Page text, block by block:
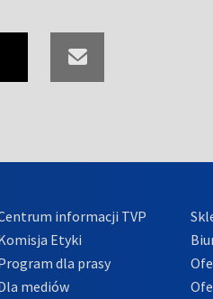
informacji TVP
Etyki
dla prasy
mediów